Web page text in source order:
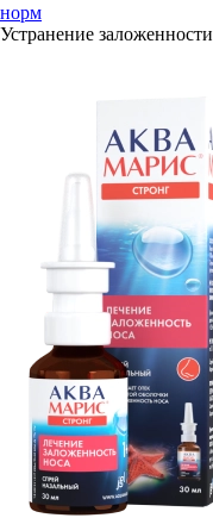
норм
Устранение заложенности